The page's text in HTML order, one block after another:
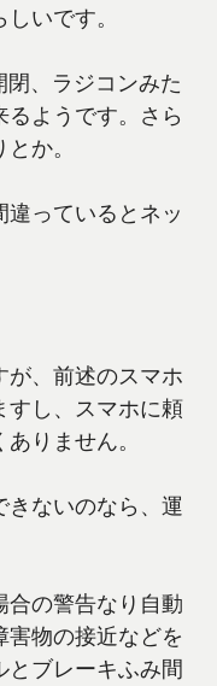
いです。
、ラジコンみた
ようです。さら
か。
っているとネッ
が、前述のスマホ
すし、スマホに頼
りません。
きないのなら、運
合の警告なり自動
物の接近などを
とブレーキふみ間